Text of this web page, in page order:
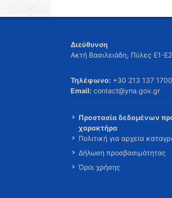
Διεύθυνση
Ακτή Βασιλειάδη, Πύλες Ε1-
Τηλέφωνο: +30 213 137 1700
Email: contact@yna.gov.gr
Προστασία δεδομένων
χαρακτήρα
Πολιτική για αρχεία
Δήλωση προσβασιμότητας
Όροι χρήσης